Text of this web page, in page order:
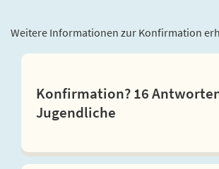
Weitere Informationen zur Konfirmation
Konfirmation? 16
Jugendliche